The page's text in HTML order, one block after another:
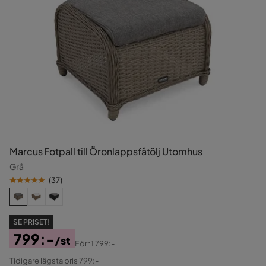
Marcus Fotpall till Öronlappsfåtölj Utomhus
Grå
(37)
SE PRISET!
Pris
799:-/st
Original
Förr1 799:-
Tidigare lägsta pris 799:-